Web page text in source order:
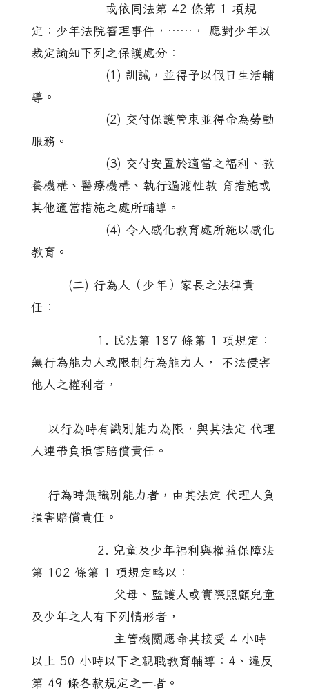
或依同法第 42 條第 1 項規
定：少年法院審理事件，……， 應對少年以
裁定諭知下列之保護處分：
(1) 訓誡，並得予以假日生活輔
導。
(2) 交付保護管束並得命為勞動
服務。
(3) 交付安置於適當之福利、教
養機構、醫療機構、執行過渡性教 育措施或
其他適當措施之處所輔導。
(4) 令入感化教育處所施以感化
教育。
(二) 行為人（少年）家長之法律責
任：
1. 民法第 187 條第 1 項規定：
無行為能力人或限制行為能力人， 不法侵害
他人之權利者，
以行為時有識別能力為限，與其法定 代理
人連帶負損害賠償責任。
行為時無識別能力者，由其法定 代理人負
損害賠償責任。
2. 兒童及少年福利與權益保障法
第 102 條第 1 項規定略以：
父母、監護人或實際照顧兒童
及少年之人有下列情形者，
主管機關應命其接受 4 小時
以上 50 小時以下之親職教育輔導：4、違反
第 49 條各款規定之一者。